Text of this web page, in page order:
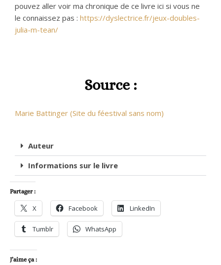
pouvez aller voir ma chronique de ce livre ici si vous ne
le connaissez pas : https://dyslectrice.fr/jeux-doubles-
julia-m-tean/
Source :
Marie Battinger (Site du féestival sans nom)
Auteur
Informations sur le livre
Partager :
X Facebook LinkedIn
Tumblr WhatsApp
J’aime ça :